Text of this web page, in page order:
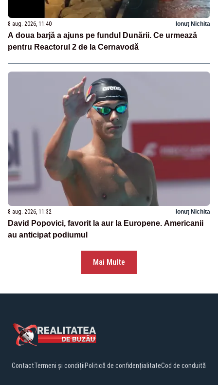
8 aug. 2026, 11:40 Ionuț Nichita
A doua barjă a ajuns pe fundul Dunării. Ce urmează
pentru Reactorul 2 de la Cernavodă
8 aug. 2026, 11:32 Ionuț Nichita
David Popovici, favorit la aur la Europene. Americanii
au anticipat podiumul
Mai Multe
ContactTermeni și condițiiPolitică de confidențialitateCod de conduită